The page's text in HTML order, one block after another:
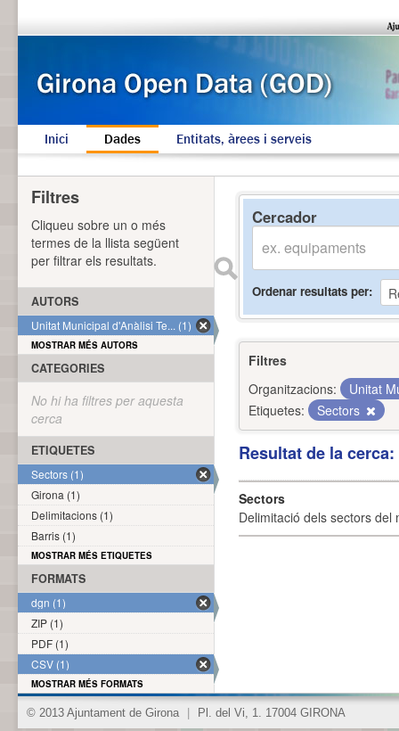
Inici Dades Entitats, àrees i serveis
Cercador
Ordenar resultats per
Filtres
Organitzacions:
Unitat
Etiquetes:
Sectors
Resultat de la
Sectors
Delimitació dels sectors del
Filtres
Cliqueu sobre un o més
termes de la llista següent
per filtrar els resultats.
AUTORS
Unitat Municipal d'Anàlisi Te... (1)
MOSTRAR MÉS AUTORS
CATEGORIES
No hi ha filtres per aquesta
cerca
ETIQUETES
Sectors (1)
Girona (1)
Delimitacions (1)
Barris (1)
MOSTRAR MÉS ETIQUETES
FORMATS
dgn (1)
ZIP (1)
PDF (1)
CSV (1)
MOSTRAR MÉS FORMATS
© 2013 Ajuntament de Girona Pl. del Vi, 1. 17004 GIRONA